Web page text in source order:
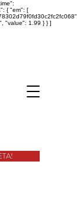
{ "em": [
"value": 1.99 } } ]